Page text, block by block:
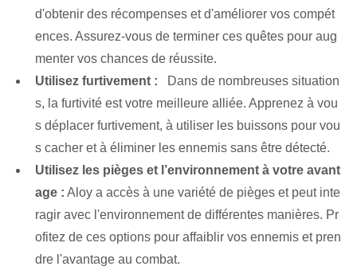
d'obtenir des récompenses et d'améliorer vos compét
ences. Assurez-vous de terminer ces quêtes pour aug
menter vos chances de réussite.
Utilisez furtivement : ⁣ ⁣ Dans de nombreuses situation
s, la furtivité est votre meilleure alliée. Apprenez à vou
s déplacer furtivement, à utiliser les buissons pour vou
s cacher et à éliminer les ennemis sans être détecté.
Utilisez les pièges et l’environnement à votre avant
age : ⁢Aloy a accès ⁤à une variété⁢ de pièges​ et ⁤peut inte
ragir avec l'environnement de‌ différentes manières. Pr
ofitez de ces options pour affaiblir vos ennemis et pren
dre l'avantage au combat.